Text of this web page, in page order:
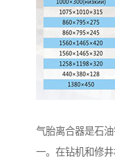
气胎离合器是石
一。在钻机和修